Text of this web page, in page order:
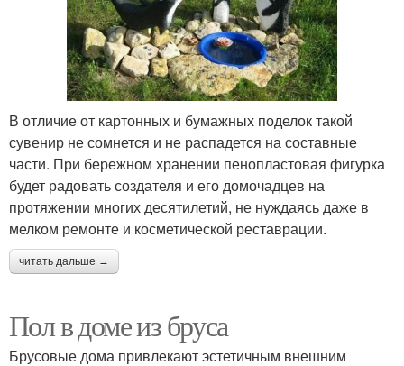
В отличие от картонных и бумажных поделок такой
сувенир не сомнется и не распадется на составные
части. При бережном хранении пенопластовая фигурка
будет радовать создателя и его домочадцев на
протяжении многих десятилетий, не нуждаясь даже в
мелком ремонте и косметической реставрации.
читать дальше →
Пол в доме из бруса
Брусовые дома привлекают эстетичным внешним